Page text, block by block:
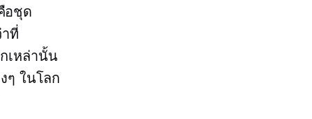
อชุด
ที่
เหล่านั้น
ๆ ในโลก